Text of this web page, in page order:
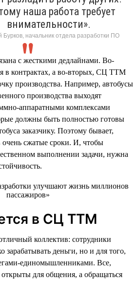
наша работа требует
внимательности».
Бурков, начальник отдела разработки ПО
с жесткими дедлайнами. Во-
в контрактах, а во-вторых, СЦ ТТМ
производства. Например, автобусы
производства выходят
аппаратными комплексами
должны быть полностью готовы
заказчику. Поэтому бывает,
сжатые сроки. И, чтобы
выполнении задачи, нужна
в СЦ ТТМ
коллектив: сотрудники
зарабатывать деньги, но и для того,
единомышленниками. Все,
для общения, а обращаться